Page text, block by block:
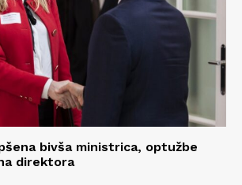
bivša ministrica, optužbe
direktora